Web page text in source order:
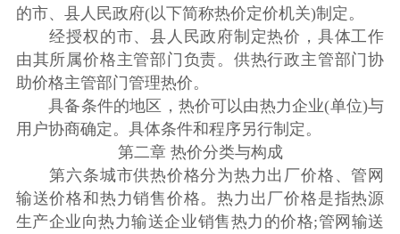
的市、县人民政府(以下简称热价定价机关)制定。
经授权的市、县人民政府制定热价，具体工作
由其所属价格主管部门负责。供热行政主管部门协
助价格主管部门管理热价。
具备条件的地区，热价可以由热力企业(单位)与
用户协商确定。具体条件和程序另行制定。
第二章 热价分类与构成
第六条城市供热价格分为热力出厂价格、管网
输送价格和热力销售价格。热力出厂价格是指热源
生产企业向热力输送企业销售热力的价格;管网输送